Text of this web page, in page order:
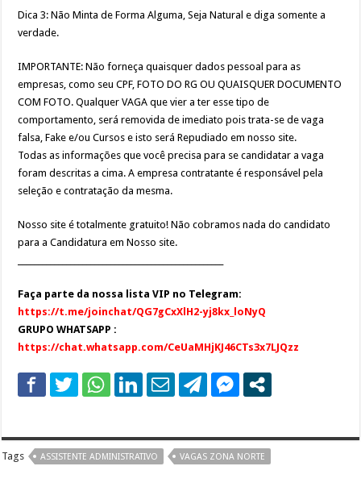
Dica 3: Não Minta de Forma Alguma, Seja Natural e diga somente a
verdade.
IMPORTANTE: Não forneça quaisquer dados pessoal para as
empresas, como seu CPF, FOTO DO RG OU QUAISQUER DOCUMENTO
COM FOTO. Qualquer VAGA que vier a ter esse tipo de
comportamento, será removida de imediato pois trata-se de vaga
falsa, Fake e/ou Cursos e isto será Repudiado em nosso site.
Todas as informações que você precisa para se candidatar a vaga
foram descritas a cima. A empresa contratante é responsável pela
seleção e contratação da mesma.
Nosso site é totalmente gratuito! Não cobramos nada do candidato
para a Candidatura em Nosso site.
Faça parte da nossa lista VIP no Telegram:
https://t.me/joinchat/QG7gCxXlH2-yj8kx_loNyQ
GRUPO WHATSAPP :
https://chat.whatsapp.com/CeUaMHjKJ46CTs3x7LJQzz
Tags ASSISTENTE ADMINISTRATIVO VAGAS ZONA NORTE